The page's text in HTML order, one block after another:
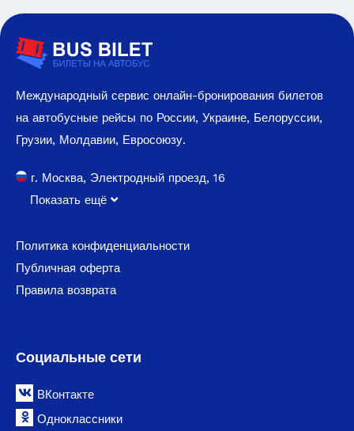
Международный сервис онлайн-бронирования билетов
на автобусные рейсы по России, Украине, Белоруссии,
Грузии, Молдавии, Евросоюзу.
г. Москва, Электродный проезд, 16
Показать ещё
Политика конфиденциальности
Публичная оферта
Правила возврата
Социальные сети
ВКонтакте
Одноклассники